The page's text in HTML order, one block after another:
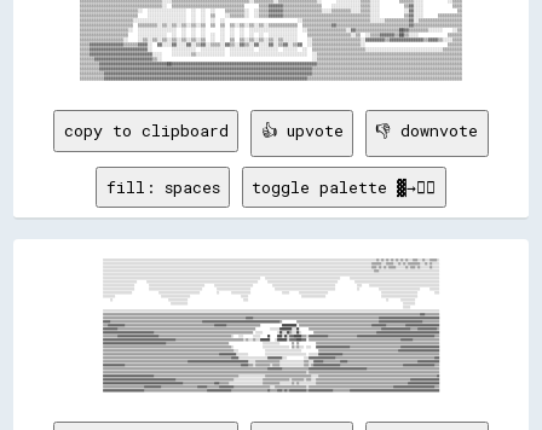
▒▒▒▒▒▒▒▒▒▒▒▒▒▒▒▒▒▒▒▒▒▒▒▒▒▒▒▒▒▒▒▒▒▒░░  ▒▒▒▒▒▒▒▒▒▒▒▒▒▒▒▒▒▒▒▒▒▒▒▒▒▒▒▒▒▒      ▒▒▒▒▓▓▓▓▓▓▒▒▒▒▒▒▒▒▒▒▒▒▒▒▒▒    ░░░░░░░░░░░░▒▒▒▒░░░░          ▒▒▓▓░░░░            ▒▒▒▒
▒▒▒▒▒▒▒▒▒▒▒▒▒▒▒▒▒▒▒▒▒▒▒▒░░  ░░░░░░░░░░░░░░░░  ░░  ░░  ░░    ▒▒▒▒▒▒▒▒░░  ░░▒▒▒▒▓▓▓▓▓▓▒▒▒▒▒▒▒▒▒▒▒▒▒▒▒▒░░░░▒▒▒▒▒▒▒▒░░░░▒▒▒▒░░░░          ░░▓▓░░░░              ▒▒
▒▒▒▒▒▒▒▒▒▒▒▒▒▒▒▒▒▒▒▒▒▒▒▒    ░░░░░░░░░░░░░░░░  ░░  ░░  ▒▒    ░░▒▒▒▒▒▒░░  ░░▒▒▒▒▓▓▓▓▓▓▒▒▒▒▒▒▒▒▒▒▒▒▒▒▒▒▒▒▒▒▒▒▒▒▒▒▒▒▒▒▒▒▒▒▒▒░░░░          ▒▒▓▓░░░░      ▒▒▒▒▒▒▒▒▒▒
▒▒▒▒▒▒▒▒▒▒▒▒▒▒▒▒▒▒▒▒▒▒░░░░░░░░░░░░░░░░░░░░░░  ░░  ░░  ░░  ░░                              ░░▒▒▒▒▒▒▒▒▒▒▒▒▒▒▒▒▒▒▒▒▒▒▒▒▒▒▒▒░░░░░░▒▒▒▒▒▒▒▒▒▒▓▓░░▒▒▒▒▒▒▒▒▒▒▒▒▒▒▒▒▒▒
▒▒▒▒▒▒▒▒▒▒▒▒▒▒▒▒▒▒▒▒▒▒  ▒▒▒▒▒▒▒▒░░▒▒░░▒▒░░▒▒░░▒▒░░▒▒  ▒▒  ▒▒  ▒▒░░▒▒░░▒▒░░▒▒░░▒▒▒▒▒▒▒▒▒▒▒▒  ▒▒▒▒▒▒▒▒▒▒▒▒▓▓▒▒▒▒▒▒▒▒▒▒▒▒▒▒▒▒▒▒▒▒▒▒▒▒▒▒▒▒▒▒▓▓▒▒▒▒▒▒▒▒▒▒▒▒▒▒▒▒▒▒▒▒
▒▒▒▒▒▒▒▒▒▒▒▒▒▒▒▒▒▒▒▒░░  ░░░░░░░░░░░░░░░░  ░░  ░░  ░░      ░░  ░░  ░░  ░░░░░░░░░░░░░░░░░░░░  ░░▒▒▒▒▒▒▒▒▒▒▒▒▒▒▒▒░░▓▓▒▒▒▒▒▒▒▒▒▒▒▒▒▒▒▒▒▒██▓▓▒▒▒▒▒▒▒▒░░░░░░    ░░▒▒
▒▒▒▒▒▒▒▒▒▒▒▒▒▒▒▒▒▒▒▒    ░░░░░░░░░░░░  ░░  ░░  ░░  ░░  ░░  ░░  ░░  ░░  ░░  ░░  ░░░░░░░░░░░░    ▒▒▒▒▒▒▒▒▒▒▒▒▒▒▒▒▒▒░░▒▒  ░░▒▒▒▒▓▓▓▓▓▓▒▒██▒▒░░░░            ▒▒▒▒▒▒
▒▒▒▒▒▒▒▒▒▒▒▒▒▒▒▒▒▒░░    ░░▒▒░░▒▒░░▒▒░░▒▒░░▒▒░░▒▒░░▒▒  ░░  ░░  ▒▒  ▒▒░░▒▒░░▒▒░░▒▒░░▒▒░░░░░░    ░░▒▒▒▒▒▒▒▒▒▒▒▒▒▒▒▒▒▒▒▒░░▓▓▓▓▓▓▓▓▒▒▓▓▓▓▓▓▓▓▓▓▓▓▓▓▒▒▓▓▓▓▒▒░░░░▒▒▒▒
▒▒▒▒▓▓▓▓▓▓▓▓▓▓▓▓▓▓▒▒▒▒▒▒▓▓▓▓░░  ▓▓░░░░▓▓░░░░▓▓░░▒▒▓▓░░▒▒▒▒░░▓▓▒▒░░▓▓▒▒░░▓▓░░░░▓▓░░▒▒▓▓░░▒▒▓▓  ░░▒▒▒▒▒▒▒▒▒▒▒▒▒▒▒▒▒▒▒▒░░                                  ▒▒▒▒▒▒
▒▒▒▒▓▓▓▓▓▓▓▓▓▓▓▓▓▓▓▓▓▓▓▓▓▓▓▓░░        ░░░░░░░░░░  ░░░░░░░░░░  ░░░░░░░░░░  ░░░░░░░░  ░░░░░░  ░░  ▒▒▒▒▒▒▒▒▒▒▒▒▒▒▒▒▒▒▒▒▒▒░░░░░░░░░░░░░░░░░░░░░░░░░░░░░░░░▒▒▒▒▒▒▒▒
▒▒▒▒▓▓▓▓▓▓▓▓▓▓▓▓▓▓▓▓▓▓▓▓▓▓▓▓▓▓░░░░    ░░░░░░░░▒▒░░░░░░░░░░░░  ░░░░░░░░░░░░░░░░░░░░░░░░░░░░░░░░  ░░▒▒▒▒▒▒▒▒▒▒▒▒▒▒▒▒▒▒▒▒▒▒▒▒▒▒▒▒▒▒▒▒▒▒▒▒▒▒▒▒▒▒▒▒▒▒▒▒▒▒▒▒▒▒▒▒▒▒▒▒
▒▒▒▒▒▒▓▓▓▓▓▓▓▓▓▓▓▓▓▓▓▓▓▓▓▓▓▓▓▓▒▒░░                                                              ░░▒▒▒▒▒▒▒▒▒▒▒▒▒▒▒▒▒▒▒▒▒▒▒▒▒▒▒▒▒▒▒▒▒▒▒▒▒▒▒▒▒▒▒▒▒▒▒▒▒▒▒▒▒▒▒▒▒▒▒▒
▒▒▒▒▒▒▒▒▓▓▓▓▓▓▓▓▓▓▓▓▓▓▓▓▓▓▓▓▓▓▓▓▓▓▓▓██▓▓▓▓▓▓▓▓▓▓▓▓▓▓▓▓▓▓▓▓▓▓▓▓▓▓▓▓▓▓▓▓▓▓▓▓▓▓▓▓▓▓▓▓▓▓▓▓▓▓▓▓▓▓▓▓▓▓▓▓▒▒▒▒▒▒▒▒▒▒▒▒▒▒▒▒▒▒▒▒▒▒▒▒▒▒▒▒▒▒▒▒▒▒▒▒▒▒▒▒▒▒▒▒▒▒▒▒▒▒▒▒▒▒▒▒▒▒▒▒
▒▒▒▒▒▒▒▒▓▓▓▓▓▓▓▓▓▓▓▓▓▓▓▓▓▓▓▓▓▓▓▓▓▓▓▓▓▓▓▓▓▓▓▓▓▓▓▓▓▓▓▓▓▓▓▓▓▓▓▓▓▓▓▓▓▓▓▓▓▓▓▓▓▓▓▓▓▓▓▓▓▓▓▓▓▓▓▓▓▓▓▓▓▓▓▓▒▒▒▒▒▒▒▒▒▒▒▒▒▒▒▒▒▒▒▒▒▒▒▒▒▒▒▒▒▒▒▒▒▒▒▒▒▒▒▒▒▒▒▒▒▒▒▒▒▒▒▒▒▒▒▒▒▒▒▒▒▒
▒▒▒▒▒▒▒▒▒▒▓▓▓▓▓▓▓▓▓▓▓▓▓▓▓▓▓▓▓▓▓▓▓▓▓▓▓▓▓▓▓▓▓▓▓▓▓▓▓▓▓▓▓▓▓▓▓▓▓▓▓▓▓▓▓▓▓▓▓▓▓▓▓▓▓▓▓▓▓▓▓▓▓▓▓▓▓▓▓▓▓▓▓▓▓▓▒▒▒▒▒▒▒▒▒▒▒▒▒▒▒▒▒▒▒▒▒▒▒▒▒▒▒▒▒▒▒▒▒▒▒▒▒▒▒▒▒▒▒▒▒▒▒▒▒▒▒▒▒▒▒▒▒▒▒▒▒▒
copy to clipboard 👍 upvote 👎 downvote
fill: spaces toggle palette ▓→✊🏽